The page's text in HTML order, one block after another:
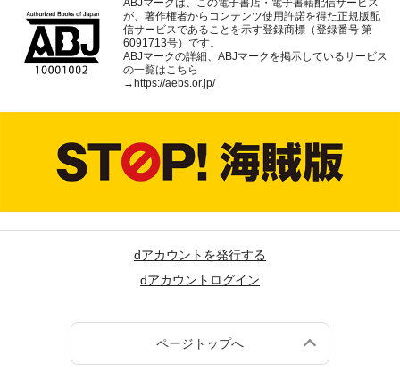
が、著作権者からコンテンツ使用許諾を得た正規版配
信サービスであることを示す登録商標（登録番号 第
6091713号）です。
ABJマークの詳細、ABJマークを掲示しているサービス
の一覧はこちら
→https://aebs.or.jp/
dアカウントを発行する
dアカウントログイン
ページトップへ